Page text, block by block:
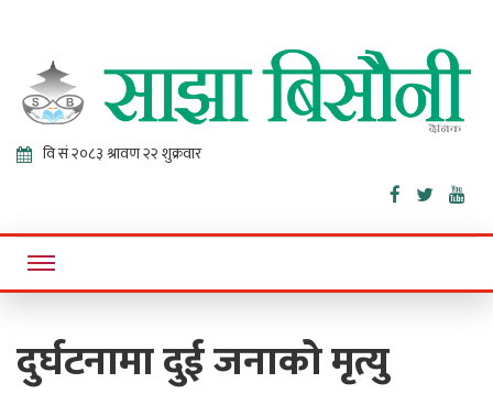
Sajha
Bisaunee
Online News Portal
दुर्घटनामा दुई जनाको मृत्यु